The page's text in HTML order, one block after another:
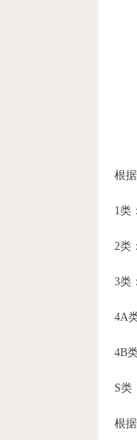
根
1类
2类
3类
4A
4B
S类
根